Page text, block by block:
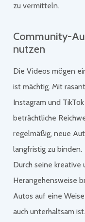
zu vermitteln.
Community-
nutzen
Die Videos mögen
ist mächtig. Mit
Instagram und
beträchtliche
regelmäßig, neue
langfristig zu binden.
Durch seine kreative
Herangehensweise
Autos auf eine
auch unterhaltsam